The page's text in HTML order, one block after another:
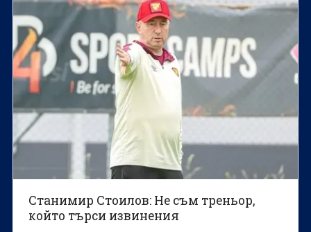
Станимир Стоилов: Не съм треньор,
който търси извинения